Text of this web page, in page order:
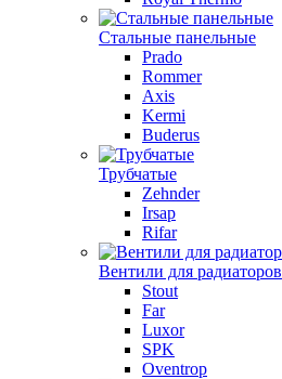
Стальные панельные
Prado
Rommer
Axis
Kermi
Buderus
Трубчатые
Zehnder
Irsap
Rifar
Вентили для радиаторов
Stout
Far
Luxor
SPK
Oventrop